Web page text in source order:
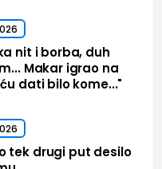
nit i borba, duh
Makar igrao na
dati bilo kome..."
tek drugi put desilo